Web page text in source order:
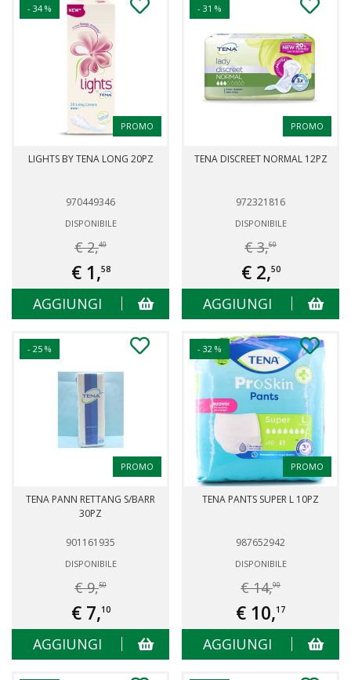
- 34 %
PROMO
LIGHTS BY TENA LONG 20PZ
970449346
DISPONIBILE
€ 2,40
€ 1,58
AGGIUNGI
- 31 %
PROMO
TENA DISCREET NORMAL 12PZ
972321816
DISPONIBILE
€ 3,60
€ 2,50
AGGIUNGI
- 25 %
PROMO
TENA PANN RETTANG S/BARR
30PZ
901161935
DISPONIBILE
€ 9,50
€ 7,10
AGGIUNGI
- 32 %
PROMO
TENA PANTS SUPER L 10PZ
987652942
DISPONIBILE
€ 14,90
€ 10,17
AGGIUNGI